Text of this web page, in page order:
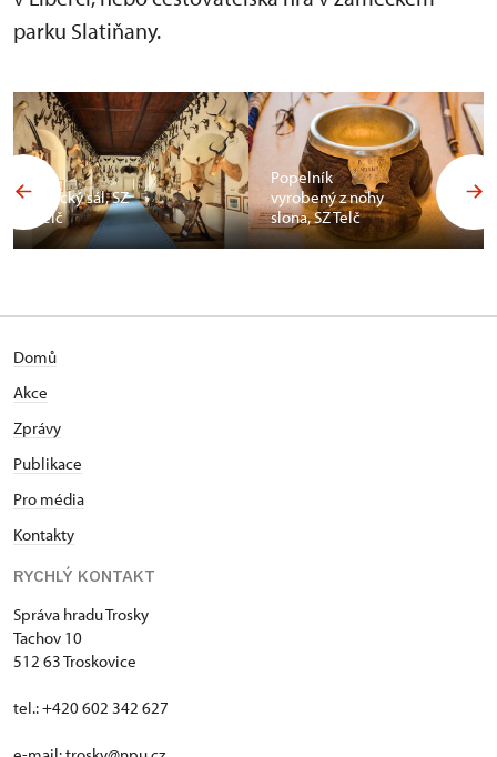
parku Slatiňany.
Africký sál, SZ
Telč
Popelník
vyrobený z nohy
slona, SZ Telč
Domů
Akce
Zprávy
Publikace
Pro média
Kontakty
RYCHLÝ KONTAKT
Správa hradu Trosky
Tachov 10
512 63 Troskovice
tel.: +420 602 342 627